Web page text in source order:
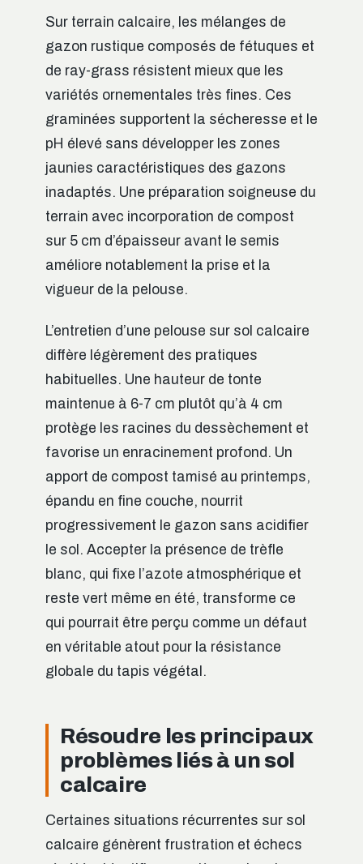
Sur terrain calcaire, les mélanges de
gazon rustique composés de fétuques et
de ray-grass résistent mieux que les
variétés ornementales très fines. Ces
graminées supportent la sécheresse et le
pH élevé sans développer les zones
jaunies caractéristiques des gazons
inadaptés. Une préparation soigneuse du
terrain avec incorporation de compost
sur 5 cm d’épaisseur avant le semis
améliore notablement la prise et la
vigueur de la pelouse.
L’entretien d’une pelouse sur sol calcaire
diffère légèrement des pratiques
habituelles. Une hauteur de tonte
maintenue à 6-7 cm plutôt qu’à 4 cm
protège les racines du dessèchement et
favorise un enracinement profond. Un
apport de compost tamisé au printemps,
épandu en fine couche, nourrit
progressivement le gazon sans acidifier
le sol. Accepter la présence de trèfle
blanc, qui fixe l’azote atmosphérique et
reste vert même en été, transforme ce
qui pourrait être perçu comme un défaut
en véritable atout pour la résistance
globale du tapis végétal.
Résoudre les principaux
problèmes liés à un sol
calcaire
Certaines situations récurrentes sur sol
calcaire génèrent frustration et échecs